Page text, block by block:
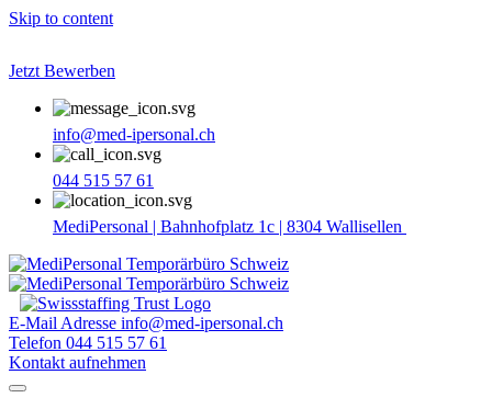
Skip to content
Jetzt Bewerben
info@med-ipersonal.ch
044 515 57 61
MediPersonal | Bahnhofplatz 1c | 8304 Wallisellen
E-Mail Adresse info@med-ipersonal.ch
Telefon 044 515 57 61
Kontakt aufnehmen